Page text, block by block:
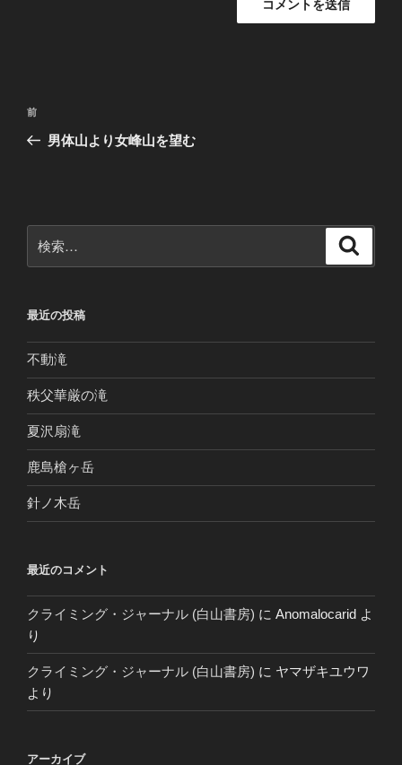
投
ナ
ー
シ
前
の
前
男体山より女峰山を望む
索:
最近の投稿
不動滝
秩父華厳の滝
夏沢扇滝
鹿島槍ヶ岳
針ノ木岳
最近のコメント
クライミング・ジャーナル (白山書房) に Anomalocarid よ
り
クライミング・ジャーナル (白山書房) に ヤマザキユウワ
より
アーカイブ